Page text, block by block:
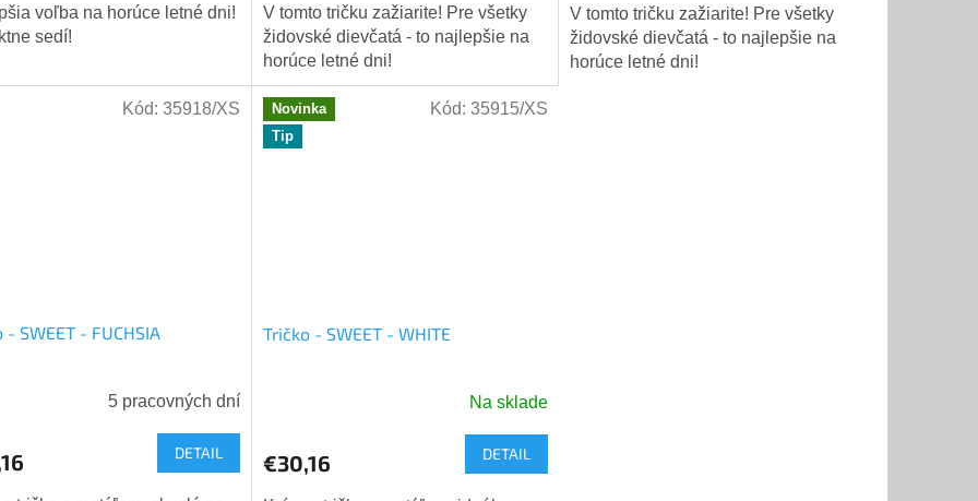
voľba na horúce letné dni!
sedí!
V tomto tričku zažiarite! Pre všetky
židovské dievčatá - to najlepšie na
horúce letné dni!
V tomto tričku zažiarite! Pre všetky
židovské dievčatá - to najlepšie na
horúce letné dni!
- SWEET - FUCHSIA
5 pracovných dní
DETAIL
Kód: 35918/XS
Novinka
Tip
Tričko - SWEET - WHITE
Na sklade
€30,16 DETAIL
Kód: 35915/XS